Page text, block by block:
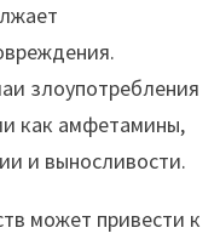
злоупотребления
как амфетамины,
и выносливости.
может привести к